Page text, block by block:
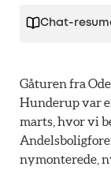
Chat-
Gåturen fra
Hunderup var
marts, hvor vi
nymonterede,